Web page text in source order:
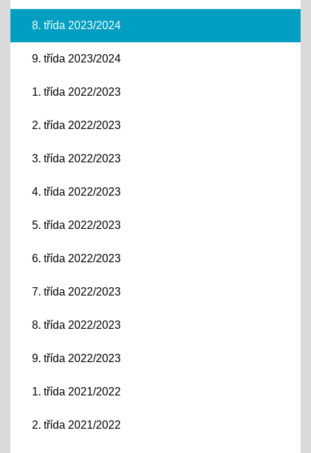
8. třída 2023/2024
9. třída 2023/2024
1. třída 2022/2023
2. třída 2022/2023
3. třída 2022/2023
4. třída 2022/2023
5. třída 2022/2023
6. třída 2022/2023
7. třída 2022/2023
8. třída 2022/2023
9. třída 2022/2023
1. třída 2021/2022
2. třída 2021/2022